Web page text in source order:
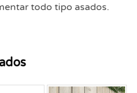
todo tipo asados.